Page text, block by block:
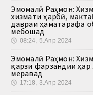
Эмомалӣ Раҳмон:
хизмати ҳарбӣ,
давраи ҳаматарафа
мебошад
🕔 08:24, 5.Апр 2024
Эмомалӣ Раҳмон:
қарзи фарзандии ҳар
меравад
🕔 17:18, 3.Апр 2024